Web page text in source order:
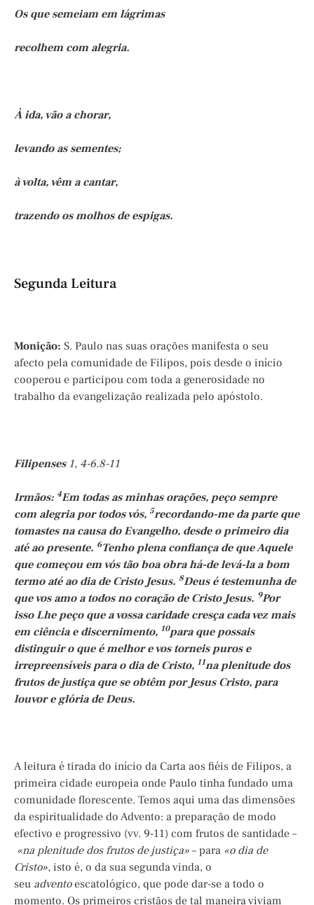
Os que semeiam em lágrimas
recolhem com alegria.
À ida, vão a chorar,
levando as sementes;
à volta, vêm a cantar,
trazendo os molhos de espigas.
Segunda Leitura
Monição: S. Paulo nas suas orações manifesta o seu
afecto pela comunidade de Filipos, pois desde o início
cooperou e participou com toda a generosidade no
trabalho da evangelização realizada pelo apóstolo.
Filipenses1, 4-6.8-11
Irmãos: 4Em todas as minhas orações, peço sempre
com alegria por todos vós, 5recordando-me da parte que
tomastes na causa do Evangelho, desde o primeiro dia
até ao presente. 6Tenho plena confiança de que Aquele
que começou em vós tão boa obra há-de levá-la a bom
termo até ao dia de Cristo Jesus. 8Deus é testemunha de
que vos amo a todos no coração de Cristo Jesus. 9Por
isso Lhe peço que a vossa caridade cresça cada vez mais
em ciência e discernimento, 10para que possais
distinguir o que é melhor e vos torneis puros e
irrepreensíveis para o dia de Cristo, 11na plenitude dos
frutos de justiça que se obtêm por Jesus Cristo, para
louvor e glória de Deus.
A leitura é tirada do início da Carta aos fiéis de Filipos, a
primeira cidade europeia onde Paulo tinha fundado uma
comunidade florescente. Temos aqui uma das dimensões
da espiritualidade do Advento: a preparação de modo
efectivo e progressivo (vv. 9-11) com frutos de santidade –
«na plenitude dos frutos de justiça» – para «o dia de
Cristo», isto é, o da sua segunda vinda, o
seu adventoescatológico, que pode dar-se a todo o
momento. Os primeiros cristãos de tal maneira viviam